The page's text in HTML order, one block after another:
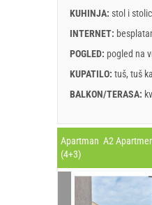
KUHINJA: stol i
INTERNET:
POGLED: pogled na
KUPATILO: tuš, tuš
BALKON/TERASA:
Polja označena s
Apartman A2
(4+3)